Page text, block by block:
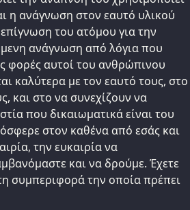
η ανάγνωση στον εαυτό υλικού
του ατόμου για την
ανάγνωση από λόγια που
φορές αυτοί του ανθρώπινου
καλύτερα με τον εαυτό τους, στο
και στο να συνεχίζουν να
που δικαιωματικά είναι του
στον καθένα από εσάς και
την ευκαιρία να
και να δρούμε. Έχετε
συμπεριφορά την οποία πρέπει